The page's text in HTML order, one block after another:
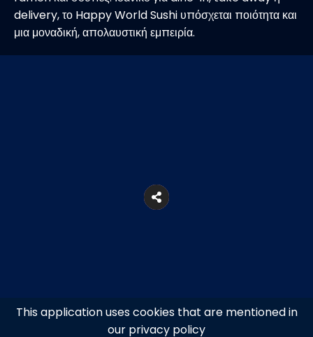
This application uses cookies that are mentioned in
our privacy policy
delivery, το Happy World Sushi υπόσχεται ποιότητα και
μια μοναδική, απολαυστική εμπειρία.